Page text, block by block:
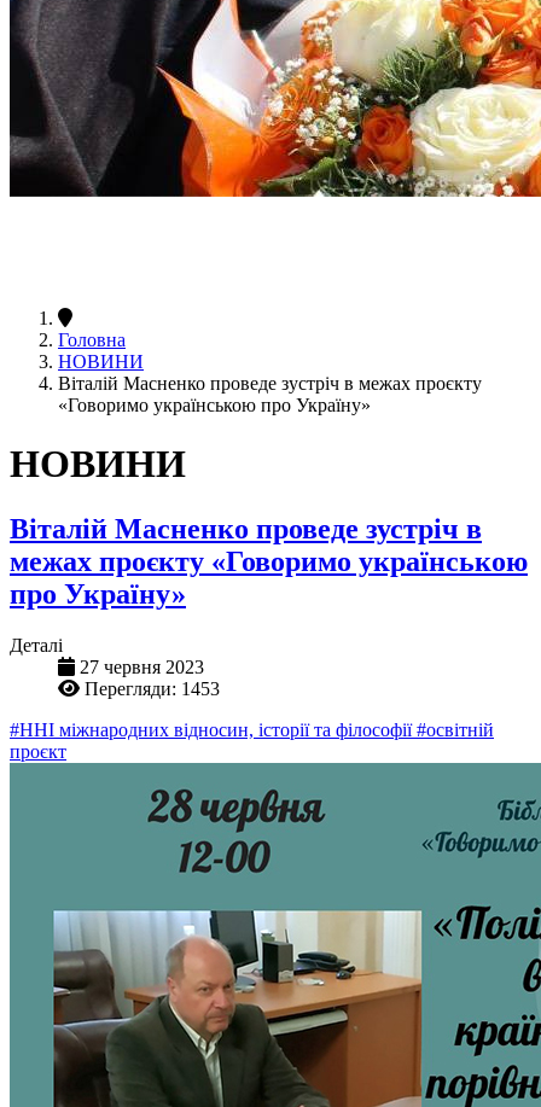
Головна
НОВИНИ
Віталій Масненко проведе зустріч в межах проєкту
«Говоримо українською про Україну»
НОВИНИ
Віталій Масненко проведе зустріч в
межах проєкту «Говоримо українською
про Україну»
Деталі
27 червня 2023
Перегляди: 1453
#ННІ міжнародних відносин, історії та філософії#освітній
проєкт